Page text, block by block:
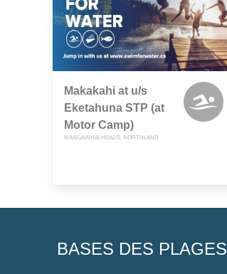
Makakahi at u/s
Eketahuna STP (at
Motor Camp)
MANGAWHAI HEADS, NORTHLAND
BASES DES PLAGES